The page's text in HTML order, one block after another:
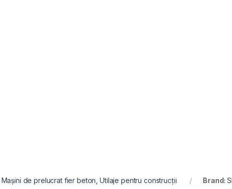
Mașini de prelucrat fier beton ,Utilaje pentru construcții Brand: